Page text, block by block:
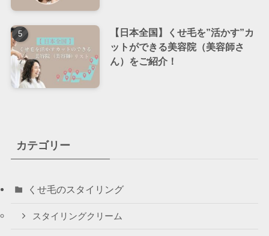
【日本全国】くせ毛を”活かす”カ
ットができる美容院（美容師さ
ん）をご紹介！
カテゴリー
くせ毛のスタイリング
スタイリングクリーム